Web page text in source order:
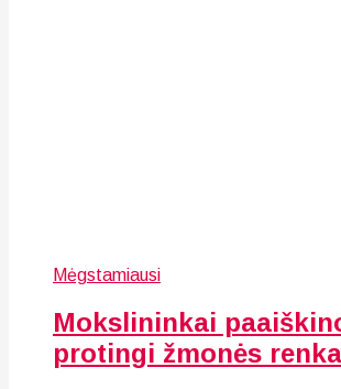
Mėgstamiausi
Mokslininkai
protingi žmonės